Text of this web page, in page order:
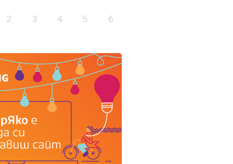
2 3 4 5 6